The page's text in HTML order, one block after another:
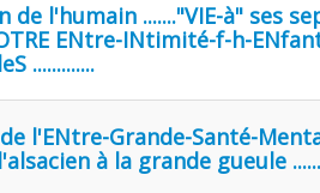
l'humain ......."VIE-à" ses
ENtre-INtimité-f-h-
.............
l'ENtre-Grande-Santé-
à la grande gueule